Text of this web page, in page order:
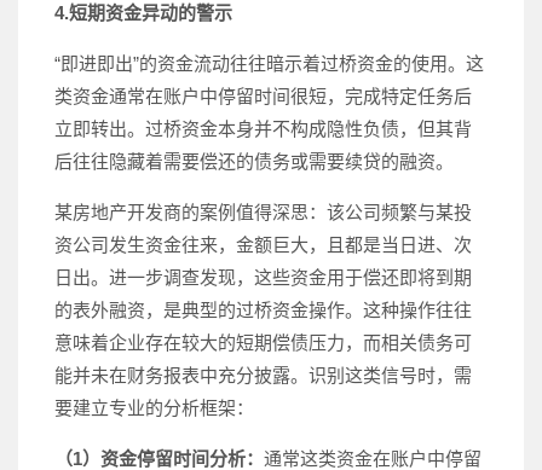
4.短期资金异动的警示
“即进即出”的资金流动往往暗示着过桥资金的使用。这
类资金通常在账户中停留时间很短，完成特定任务后
立即转出。过桥资金本身并不构成隐性负债，但其背
后往往隐藏着需要偿还的债务或需要续贷的融资。
某房地产开发商的案例值得深思：该公司频繁与某投
资公司发生资金往来，金额巨大，且都是当日进、次
日出。进一步调查发现，这些资金用于偿还即将到期
的表外融资，是典型的过桥资金操作。这种操作往往
意味着企业存在较大的短期偿债压力，而相关债务可
能并未在财务报表中充分披露。识别这类信号时，需
要建立专业的分析框架：
（1）资金停留时间分析： 通常这类资金在账户中停留